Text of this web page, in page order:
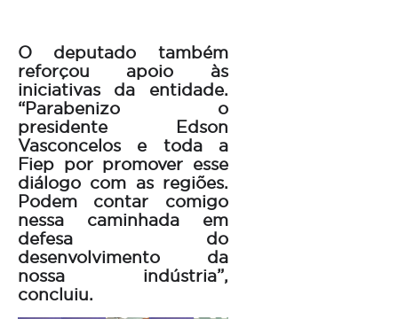
O deputado também
reforçou apoio às
iniciativas da entidade.
“Parabenizo o
presidente Edson
Vasconcelos e toda a
Fiep por promover esse
diálogo com as regiões.
Podem contar comigo
nessa caminhada em
defesa do
desenvolvimento da
nossa indústria”,
concluiu.